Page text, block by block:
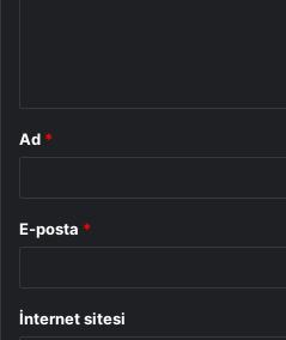
Ad *
E-posta *
İnternet sitesi